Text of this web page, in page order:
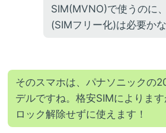
SIM(MVNO)で使うのに
(SIMフリー化)は必要か
そのスマホは、パナソニックの
デルですね。格安SIMによりま
ロック解除せずに使えます！